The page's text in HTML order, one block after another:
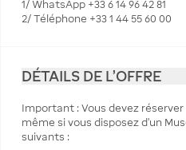
1/ WhatsApp +33 6 14 96 42 81
2/ Téléphone +33 1 44 55 60 00
DÉTAILS DE L'OFFRE
Important : Vous devez
même si vous disposez d’un
suivants :